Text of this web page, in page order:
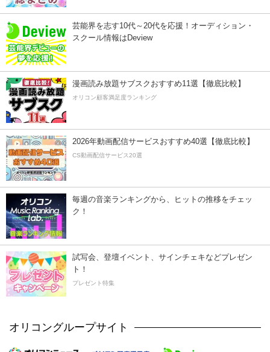
芸能界を志す10代～20代を応援！オーディション・
スクール情報はDeview
漫画読み放題サブスクおすすめ11選【徹底比較】
オリコン顧客満足度ランキング
2026年動画配信サービスおすすめ40選【徹底比較】
CS動画配信サービス20選
毎週の音楽ランキングから、ヒットの推移をチェッ
ク！
試写会、登壇イベント、サインチェキなどプレゼン
ト！
プレゼント特集
オリコングループサイト